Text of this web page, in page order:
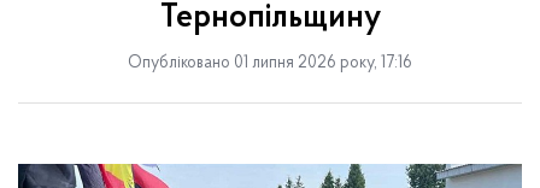
Тернопільщину
Опубліковано 01 липня 2026 року, 17:16